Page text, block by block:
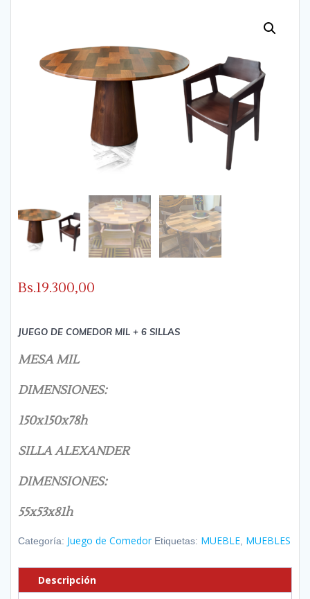
Bs.19.300,00
JUEGO DE COMEDOR MIL + 6 SILLAS
MESA MIL
DIMENSIONES:
150x150x78h
SILLA ALEXANDER
DIMENSIONES:
55x53x81h
Categoría: Juego de Comedor Etiquetas: MUEBLE MUEBLES
Descripción